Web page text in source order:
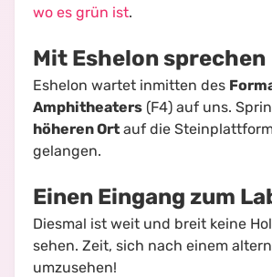
wo es grün ist.
Mit Eshelon sprechen
Eshelon wartet inmitten des
Amphitheaters (F4) auf uns.
höheren Ort auf die
gelangen.
Einen Eingang zum
Diesmal ist weit und breit keine
sehen. Zeit, sich nach einem
umzusehen!